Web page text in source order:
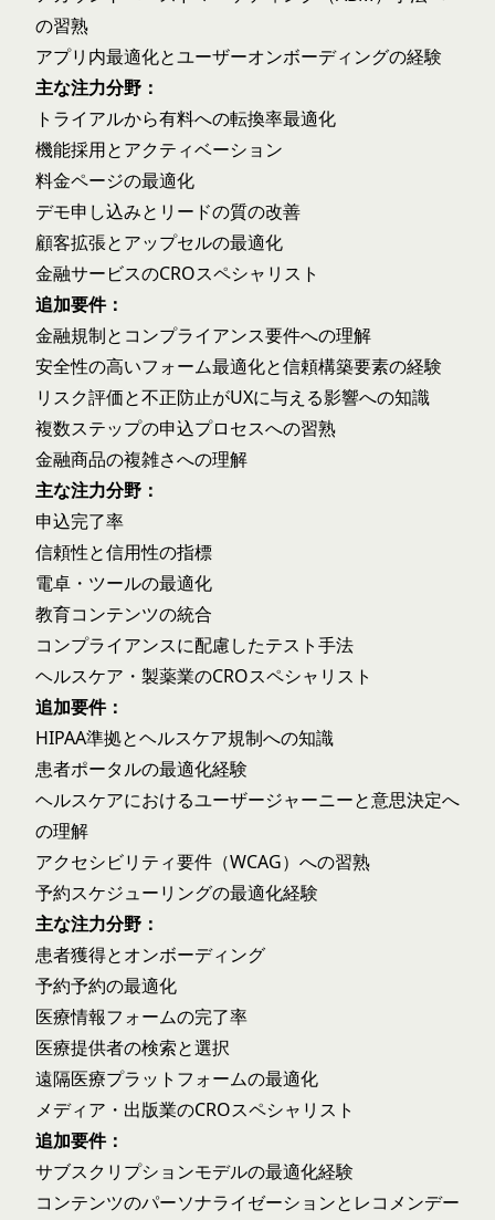
の習熟
アプリ内最適化とユーザーオンボーディングの経験
主な注力分野：
トライアルから有料への転換率最適化
機能採用とアクティベーション
料金ページの最適化
デモ申し込みとリードの質の改善
顧客拡張とアップセルの最適化
金融サービスのCROスペシャリスト
追加要件：
金融規制とコンプライアンス要件への理解
安全性の高いフォーム最適化と信頼構築要素の経験
リスク評価と不正防止がUXに与える影響への知識
複数ステップの申込プロセスへの習熟
金融商品の複雑さへの理解
主な注力分野：
申込完了率
信頼性と信用性の指標
電卓・ツールの最適化
教育コンテンツの統合
コンプライアンスに配慮したテスト手法
ヘルスケア・製薬業のCROスペシャリスト
追加要件：
HIPAA準拠とヘルスケア規制への知識
患者ポータルの最適化経験
ヘルスケアにおけるユーザージャーニーと意思決定へ
の理解
アクセシビリティ要件（WCAG）への習熟
予約スケジューリングの最適化経験
主な注力分野：
患者獲得とオンボーディング
予約予約の最適化
医療情報フォームの完了率
医療提供者の検索と選択
遠隔医療プラットフォームの最適化
メディア・出版業のCROスペシャリスト
追加要件：
サブスクリプションモデルの最適化経験
コンテンツのパーソナライゼーションとレコメンデー